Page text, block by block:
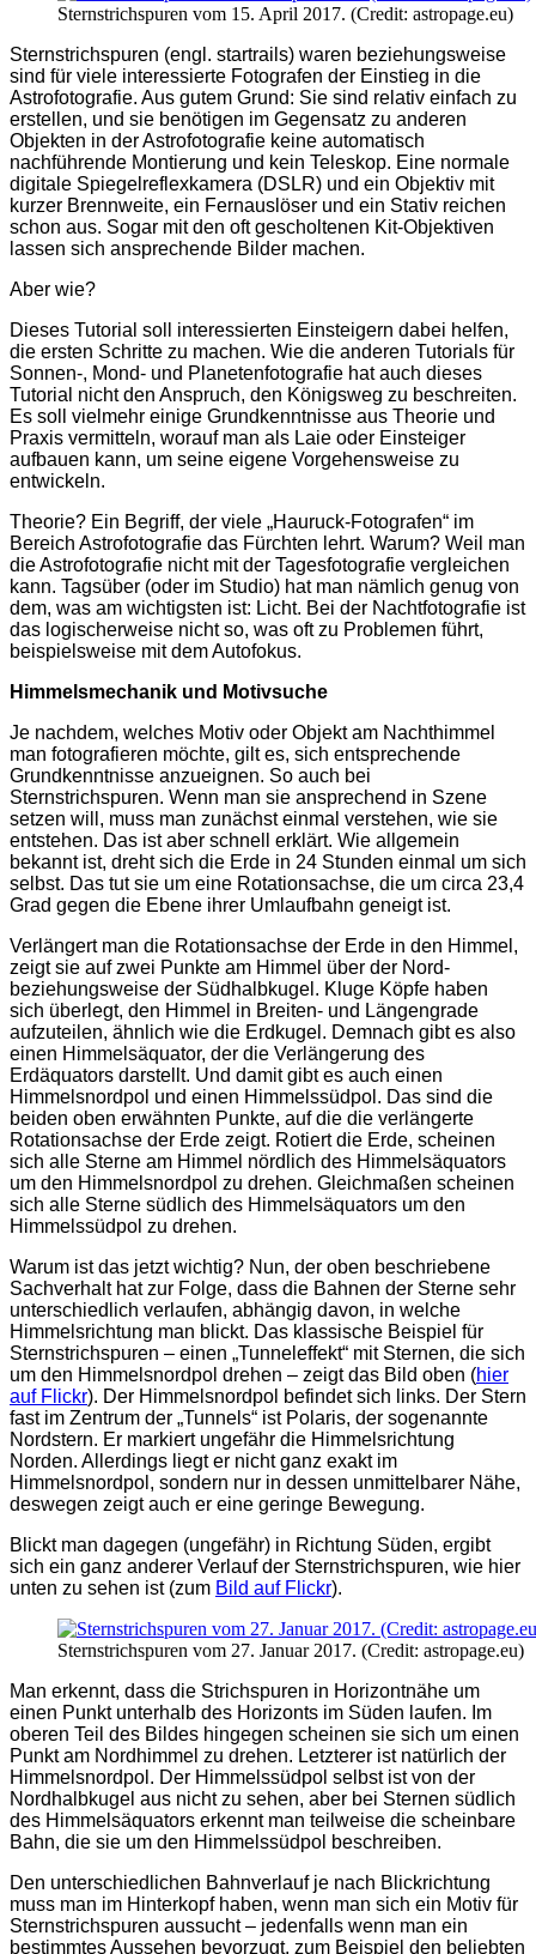
Sternstrichspuren vom 15. April 2017. (Credit: astropage.eu)
Sternstrichspuren (engl. startrails) waren beziehungsweise
sind für viele interessierte Fotografen der Einstieg in die
Astrofotografie. Aus gutem Grund: Sie sind relativ einfach zu
erstellen, und sie benötigen im Gegensatz zu anderen
Objekten in der Astrofotografie keine automatisch
nachführende Montierung und kein Teleskop. Eine normale
digitale Spiegelreflexkamera (DSLR) und ein Objektiv mit
kurzer Brennweite, ein Fernauslöser und ein Stativ reichen
schon aus. Sogar mit den oft gescholtenen Kit-Objektiven
lassen sich ansprechende Bilder machen.
Aber wie?
Dieses Tutorial soll interessierten Einsteigern dabei helfen,
die ersten Schritte zu machen. Wie die anderen Tutorials für
Sonnen-, Mond- und Planetenfotografie hat auch dieses
Tutorial nicht den Anspruch, den Königsweg zu beschreiten.
Es soll vielmehr einige Grundkenntnisse aus Theorie und
Praxis vermitteln, worauf man als Laie oder Einsteiger
aufbauen kann, um seine eigene Vorgehensweise zu
entwickeln.
Theorie? Ein Begriff, der viele „Hauruck-Fotografen“ im
Bereich Astrofotografie das Fürchten lehrt. Warum? Weil man
die Astrofotografie nicht mit der Tagesfotografie vergleichen
kann. Tagsüber (oder im Studio) hat man nämlich genug von
dem, was am wichtigsten ist: Licht. Bei der Nachtfotografie ist
das logischerweise nicht so, was oft zu Problemen führt,
beispielsweise mit dem Autofokus.
Himmelsmechanik und Motivsuche
Je nachdem, welches Motiv oder Objekt am Nachthimmel
man fotografieren möchte, gilt es, sich entsprechende
Grundkenntnisse anzueignen. So auch bei
Sternstrichspuren. Wenn man sie ansprechend in Szene
setzen will, muss man zunächst einmal verstehen, wie sie
entstehen. Das ist aber schnell erklärt. Wie allgemein
bekannt ist, dreht sich die Erde in 24 Stunden einmal um sich
selbst. Das tut sie um eine Rotationsachse, die um circa 23,4
Grad gegen die Ebene ihrer Umlaufbahn geneigt ist.
Verlängert man die Rotationsachse der Erde in den Himmel,
zeigt sie auf zwei Punkte am Himmel über der Nord-
beziehungsweise der Südhalbkugel. Kluge Köpfe haben
sich überlegt, den Himmel in Breiten- und Längengrade
aufzuteilen, ähnlich wie die Erdkugel. Demnach gibt es also
einen Himmelsäquator, der die Verlängerung des
Erdäquators darstellt. Und damit gibt es auch einen
Himmelsnordpol und einen Himmelssüdpol. Das sind die
beiden oben erwähnten Punkte, auf die die verlängerte
Rotationsachse der Erde zeigt. Rotiert die Erde, scheinen
sich alle Sterne am Himmel nördlich des Himmelsäquators
um den Himmelsnordpol zu drehen. Gleichmaßen scheinen
sich alle Sterne südlich des Himmelsäquators um den
Himmelssüdpol zu drehen.
Warum ist das jetzt wichtig? Nun, der oben beschriebene
Sachverhalt hat zur Folge, dass die Bahnen der Sterne sehr
unterschiedlich verlaufen, abhängig davon, in welche
Himmelsrichtung man blickt. Das klassische Beispiel für
Sternstrichspuren – einen „Tunneleffekt“ mit Sternen, die sich
um den Himmelsnordpol drehen – zeigt das Bild oben (hier
auf Flickr). Der Himmelsnordpol befindet sich links. Der Stern
fast im Zentrum der „Tunnels“ ist Polaris, der sogenannte
Nordstern. Er markiert ungefähr die Himmelsrichtung
Norden. Allerdings liegt er nicht ganz exakt im
Himmelsnordpol, sondern nur in dessen unmittelbarer Nähe,
deswegen zeigt auch er eine geringe Bewegung.
Blickt man dagegen (ungefähr) in Richtung Süden, ergibt
sich ein ganz anderer Verlauf der Sternstrichspuren, wie hier
unten zu sehen ist (zum Bild auf Flickr).
Sternstrichspuren vom 27. Januar 2017. (Credit: astropage.eu)
Man erkennt, dass die Strichspuren in Horizontnähe um
einen Punkt unterhalb des Horizonts im Süden laufen. Im
oberen Teil des Bildes hingegen scheinen sie sich um einen
Punkt am Nordhimmel zu drehen. Letzterer ist natürlich der
Himmelsnordpol. Der Himmelssüdpol selbst ist von der
Nordhalbkugel aus nicht zu sehen, aber bei Sternen südlich
des Himmelsäquators erkennt man teilweise die scheinbare
Bahn, die sie um den Himmelssüdpol beschreiben.
Den unterschiedlichen Bahnverlauf je nach Blickrichtung
muss man im Hinterkopf haben, wenn man sich ein Motiv für
Sternstrichspuren aussucht – jedenfalls wenn man ein
bestimmtes Aussehen bevorzugt, zum Beispiel den beliebten